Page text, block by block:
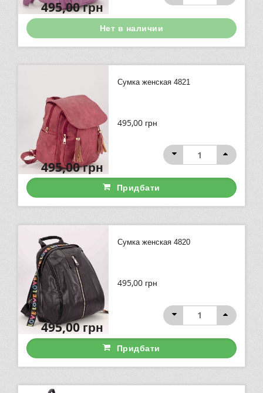
495,00грн
Нет в наличии
Сумка женская 4821
495,00 грн
495,00грн
Придбати
Сумка женская 4820
495,00 грн
495,00грн
Придбати